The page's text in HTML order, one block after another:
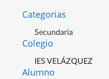
Categorias
Secundaria
Colegio
IES VELÁZQUEZ
Alumno